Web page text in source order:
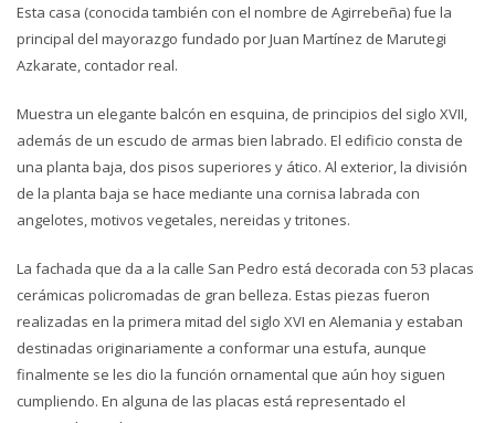
Esta casa (conocida también con el nombre de Agirrebeña) fue la
principal del mayorazgo fundado por Juan Martínez de Marutegi
Azkarate, contador real.
Muestra un elegante balcón en esquina, de principios del siglo XVII,
además de un escudo de armas bien labrado. El edificio consta de
una planta baja, dos pisos superiores y ático. Al exterior, la división
de la planta baja se hace mediante una cornisa labrada con
angelotes, motivos vegetales, nereidas y tritones.
La fachada que da a la calle San Pedro está decorada con 53 placas
cerámicas policromadas de gran belleza. Estas piezas fueron
realizadas en la primera mitad del siglo XVI en Alemania y estaban
destinadas originariamente a conformar una estufa, aunque
finalmente se les dio la función ornamental que aún hoy siguen
cumpliendo. En alguna de las placas está representado el